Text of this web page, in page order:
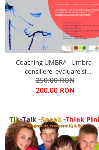
Coaching UMBRA - Umbra -
consiliere, evaluare si
antrenamente de dezvoltare
Cariere De Elita; antrenamente si
intelligence
250,00 RON
200,00 RON